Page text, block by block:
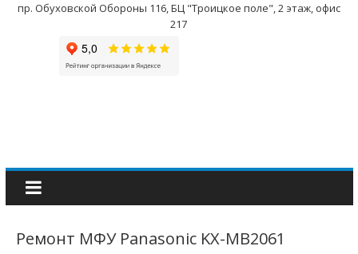
пр. Обуховской Обороны 116, БЦ "Троицкое поле", 2 этаж, офис
217
Ремонт МФУ Panasonic KX-MB2061